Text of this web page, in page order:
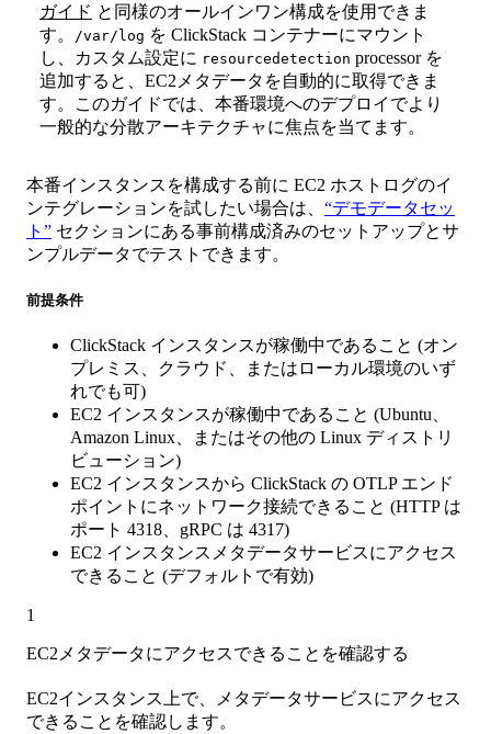
ガイド と同様のオールインワン構成を使用できま
す。
/var/log を ClickStack コンテナーにマウント
し、カスタム設定に resourcedetection processor を
追加すると、EC2メタデータを自動的に取得できま
す。このガイドでは、本番環境へのデプロイでより
一般的な分散アーキテクチャに焦点を当てます。
本番インスタンスを構成する前に EC2 ホストログのイ
ンテグレーションを試したい場合は、 “デモデータセッ
ト” セクションにある事前構成済みのセットアップとサ
ンプルデータでテストできます。
前提条件
ClickStack インスタンスが稼働中であること (オン
プレミス、クラウド、またはローカル環境のいず
れでも可)
EC2 インスタンスが稼働中であること (Ubuntu、
Amazon Linux、またはその他の Linux ディストリ
ビューション)
EC2 インスタンスから ClickStack の OTLP エンド
ポイントにネットワーク接続できること (HTTP は
ポート 4318、gRPC は 4317)
EC2 インスタンスメタデータサービスにアクセス
できること (デフォルトで有効)
1
EC2メタデータにアクセスできることを確認する
EC2インスタンス上で、メタデータサービスにアクセス
できることを確認します。